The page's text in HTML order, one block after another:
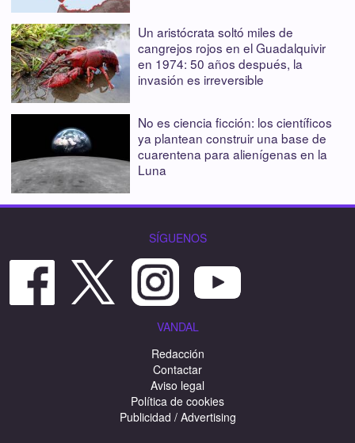
Un aristócrata soltó miles de
cangrejos rojos en el Guadalquivir
en 1974: 50 años después, la
invasión es irreversible
No es ciencia ficción: los científicos
ya plantean construir una base de
cuarentena para alienígenas en la
Luna
SÍGUENOS
VANDAL
Redacción
Contactar
Aviso legal
Política de cookies
Publicidad / Advertising